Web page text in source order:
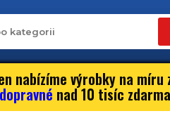
nabízíme výrobky na
dopravné nad 10 tisíc